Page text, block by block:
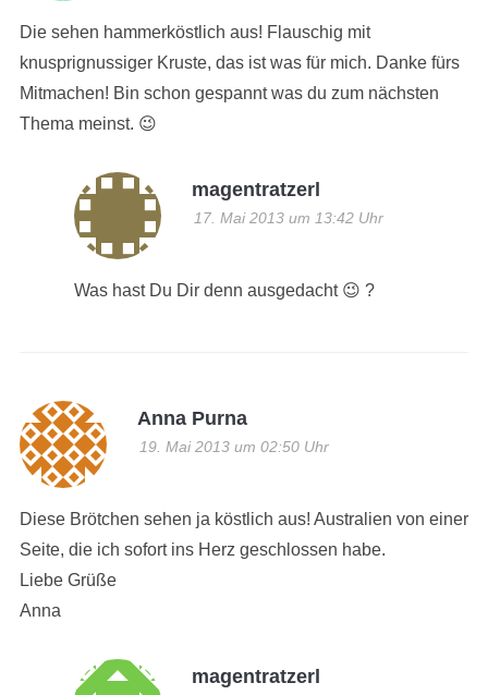
Die sehen hammerköstlich aus! Flauschig mit
knusprignussiger Kruste, das ist was für mich. Danke fürs
Mitmachen! Bin schon gespannt was du zum nächsten
Thema meinst. 😉
magentratzerl
17. Mai 2013 um 13:42 Uhr
Was hast Du Dir denn ausgedacht 😉 ?
Anna Purna
19. Mai 2013 um 02:50 Uhr
Diese Brötchen sehen ja köstlich aus! Australien von einer
Seite, die ich sofort ins Herz geschlossen habe.
Liebe Grüße
Anna
magentratzerl